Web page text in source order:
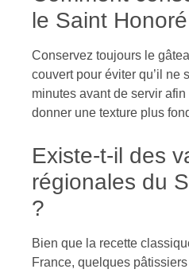
le Saint
Conservez toujours le
couvert pour éviter qu’il ne
minutes avant de servir
donner une texture plus
Existe-t-il des
régionales du
?
Bien que la recette
France, quelques